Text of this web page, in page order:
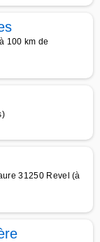
100 km de
31250 Revel (à